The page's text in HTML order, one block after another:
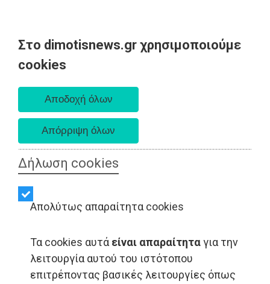
Στο dimotisnews.gr χρησιμοποιούμε
cookies
Δήλωση cookies
Απολύτως απαραίτητα cookies
Τα cookies αυτά είναι απαραίτηταγια την
λειτουργία αυτού του ιστότοπου
επιτρέποντας βασικές λειτουργίες όπως
ΑΥΤΟΔΙΟΙΚΗΣΗ - Μαραθώνας